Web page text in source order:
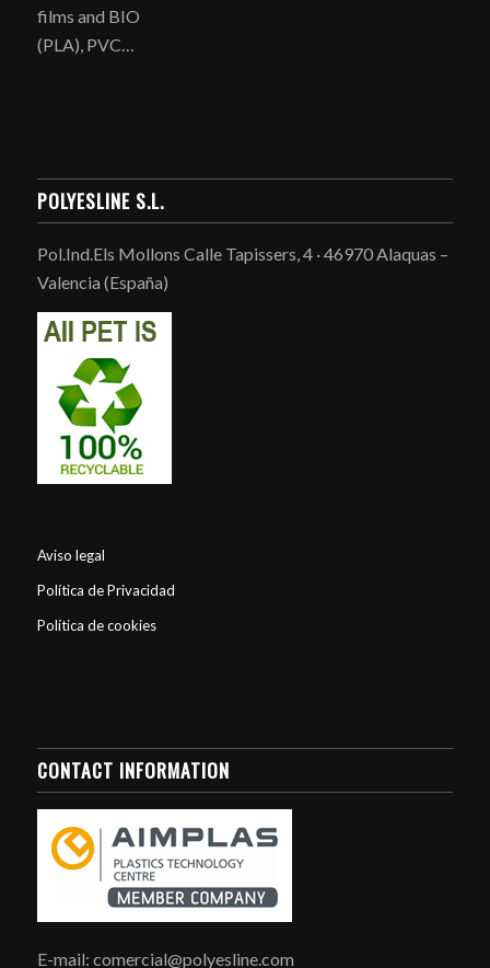
films and BIO
(PLA), PVC…
POLYESLINE S.L.
Pol.Ind.Els Mollons Calle Tapissers, 4 · 46970 Alaquas –
Valencia (España)
Aviso legal
Política de Privacidad
Política de cookies
CONTACT INFORMATION
E-mail: comercial@polyesline.com